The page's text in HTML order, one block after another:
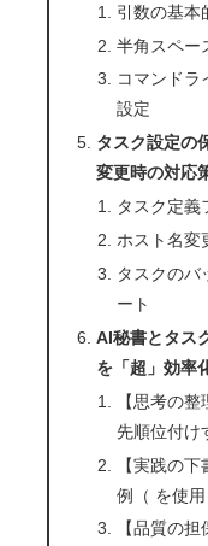
引数の基本
半角スペー
コマンドラ
設定
タスク設定の
変更時の対応
タスク定義
ホスト名変
タスクのバ
ート
AI秘書とタス
を「超」効率
【思考の
先順位付け
【実践の
例（ を使用
【品質の